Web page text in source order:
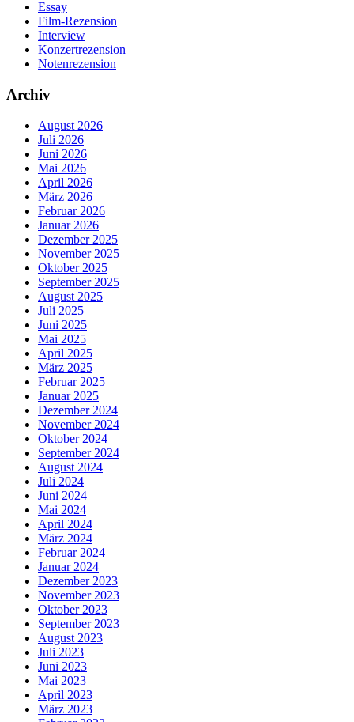
Essay
Film-Rezension
Interview
Konzertrezension
Notenrezension
Archiv
August 2026
Juli 2026
Juni 2026
Mai 2026
April 2026
März 2026
Februar 2026
Januar 2026
Dezember 2025
November 2025
Oktober 2025
September 2025
August 2025
Juli 2025
Juni 2025
Mai 2025
April 2025
März 2025
Februar 2025
Januar 2025
Dezember 2024
November 2024
Oktober 2024
September 2024
August 2024
Juli 2024
Juni 2024
Mai 2024
April 2024
März 2024
Februar 2024
Januar 2024
Dezember 2023
November 2023
Oktober 2023
September 2023
August 2023
Juli 2023
Juni 2023
Mai 2023
April 2023
März 2023